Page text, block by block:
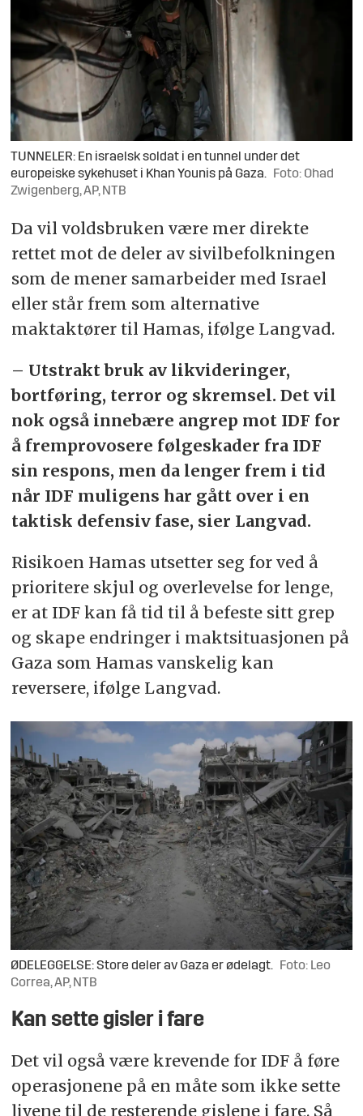
TUNNELER: En israelsk soldat i en tunnel under det
europeiske sykehuset i Khan Younis på Gaza.
Foto: Ohad
Zwigenberg, AP, NTB
Da vil voldsbruken være mer direkte
rettet mot de deler av sivilbefolkningen
som de mener samarbeider med Israel
eller står frem som alternative
maktaktører til Hamas, ifølge Langvad.
– Utstrakt bruk av likvideringer,
bortføring, terror og skremsel. Det vil
nok også innebære angrep mot IDF for
å fremprovosere følgeskader fra IDF
sin respons, men da lenger frem i tid
når IDF muligens har gått over i en
taktisk defensiv fase, sier Langvad.
Risikoen Hamas utsetter seg for ved å
prioritere skjul og overlevelse for lenge,
er at IDF kan få tid til å befeste sitt grep
og skape endringer i maktsituasjonen på
Gaza som Hamas vanskelig kan
reversere, ifølge Langvad.
ØDELEGGELSE: Store deler av Gaza er ødelagt. Foto: Leo
Correa, AP, NTB
Kan sette gisler i fare
Det vil også være krevende for IDF å føre
operasjonene på en måte som ikke sette
livene til de resterende gislene i fare. Så